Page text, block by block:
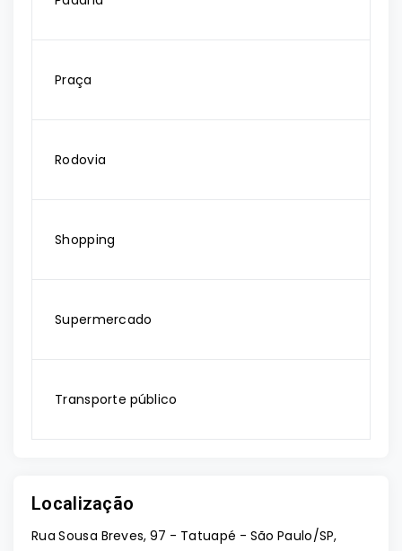
Praça
Rodovia
Shopping
Supermercado
Transporte público
Localização
Rua Sousa Breves, 97 - Tatuapé - São Paulo/SP,